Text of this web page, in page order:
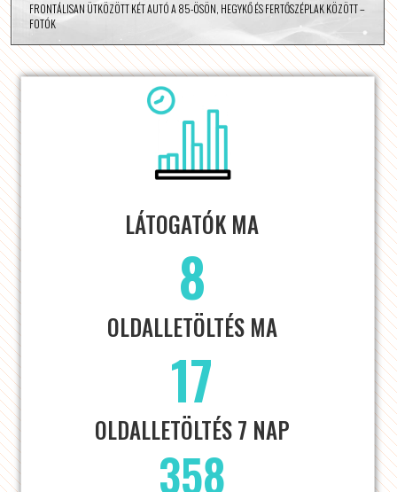
FRONTÁLISAN ÜTKÖZÖTT KÉT AUTÓ A 85-ÖSÖN, HEGYKŐ ÉS FERTŐSZÉPLAK KÖZÖTT –
FOTÓK
LÁTOGATÓK MA
8
OLDALLETÖLTÉS MA
17
OLDALLETÖLTÉS 7 NAP
358